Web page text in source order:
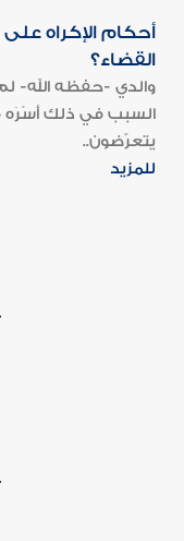
أحكام الإكراه
القضاء؟
والدي -حفظه الله-
السبب في ذلك أَسْرَه
يتعرّضون..
للمزيد